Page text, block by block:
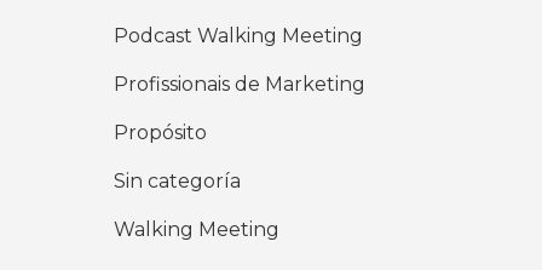
Podcast Walking Meeting
Profissionais de Marketing
Propósito
Sin categoría
Walking Meeting